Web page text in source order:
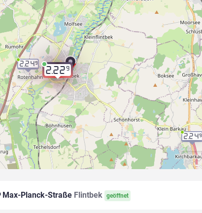
2.229
2.249
2.249
Max-Planck-Straße Flintbek geöffnet